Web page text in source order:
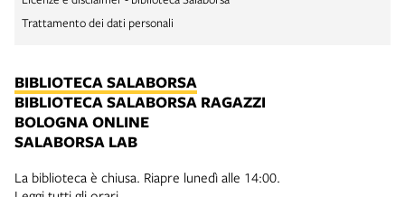
Trattamento dei dati personali
BIBLIOTECA SALABORSA
BIBLIOTECA SALABORSA RAGAZZI
BOLOGNA ONLINE
SALABORSA LAB
La biblioteca è chiusa. Riapre lunedì alle 14:00.